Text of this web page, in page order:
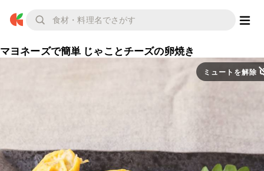
マヨネーズで簡単 じゃことチーズの卵焼き
ミュートを解除